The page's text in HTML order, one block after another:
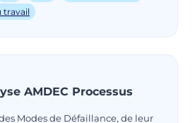
travail
AMDEC Processus
des Modes de Défaillance, de leur